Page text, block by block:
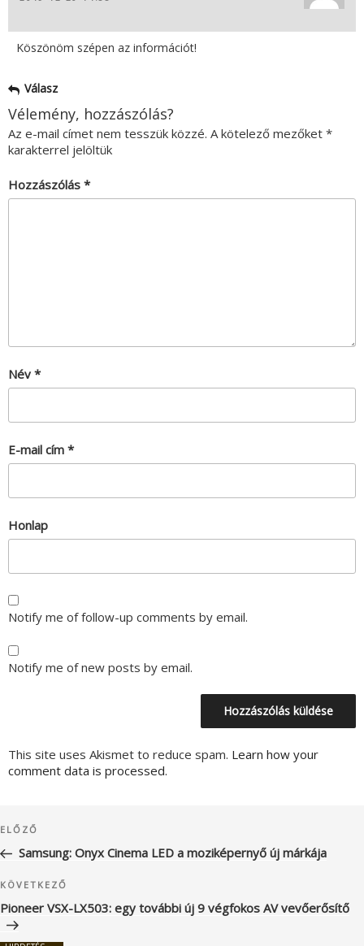
Köszönöm szépen az információt!
Válasz
Vélemény, hozzászólás?
Az e-mail címet nem tesszük közzé. A kötelező mezőket *
karakterrel jelöltük
Hozzászólás *
Név *
E-mail cím *
Honlap
Notify me of follow-up comments by email.
Notify me of new posts by email.
This site uses Akismet to reduce spam. Learn how your
comment data is processed.
navigáció
Korábbi
bejegyzés
ELŐZŐ
Samsung: Onyx Cinema LED a moziképernyő új márkája
Következő
bejegyzés
KÖVETKEZŐ
Pioneer VSX-LX503: egy további új 9 végfokos AV vevőerősítő